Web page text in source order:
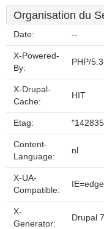
Organisation du
Date: --
X-Powered-
By:
PHP/
X-Drupal-
Cache:
HIT
Etag:
Content-
Language:
nl
X-UA-
Compatible:
X-
Generator:
Drupal